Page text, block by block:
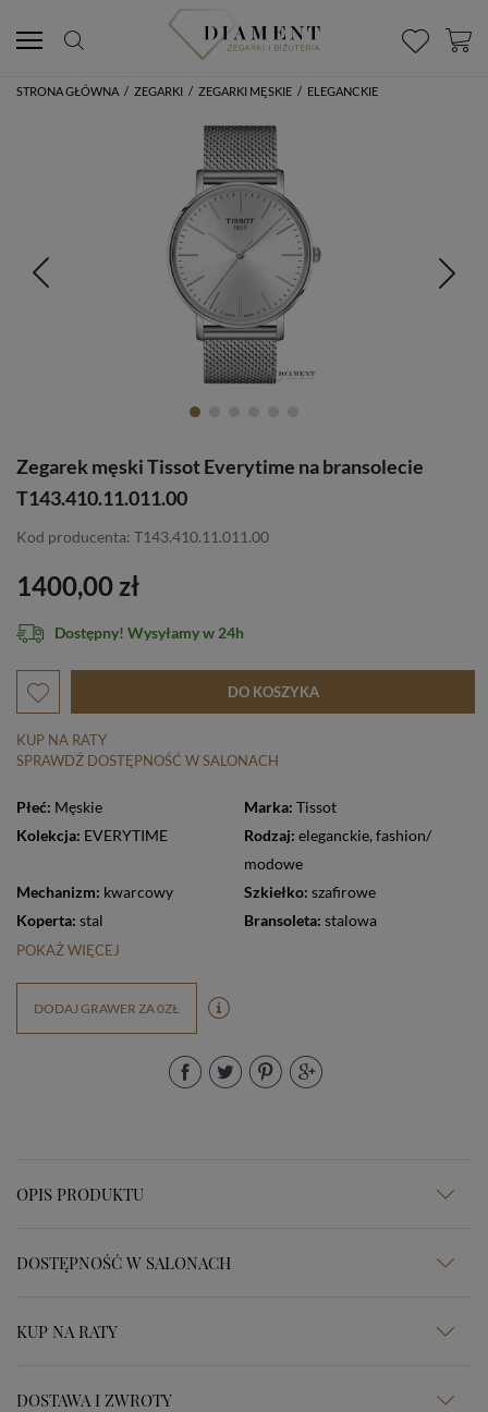
STRONA GŁÓWNA / ZEGARKI / ZEGARKI MĘSKIE / ELEGANCKIE
Zegarek męski Tissot Everytime na bransolecie
T143.410.11.011.00
Kod producenta: T143.410.11.011.00
1400,00 zł
Dostępny! Wysyłamy w 24h
DO KOSZYKA
KUP NA RATY
SPRAWDŹ DOSTĘPNOŚĆ W SALONACH
Płeć: Męskie Marka: Tissot
Kolekcja: EVERYTIME Rodzaj: eleganckie,
modowe
Mechanizm: kwarcowy Szkiełko: szafirowe
Koperta: stal Bransoleta: stalowa
POKAŻ WIĘCEJ
DODAJ GRAWER ZA 0ZŁ
OPIS PRODUKTU
DOSTĘPNOŚĆ W SALONACH
KUP NA RATY
DOSTAWA I ZWROTY